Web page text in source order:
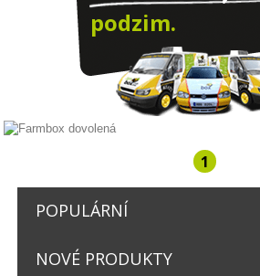
podzim.
Farmbox rozvozy
(další uzávěrka na podzim,
1
POPULÁRNÍ
NOVÉ PRODUKTY